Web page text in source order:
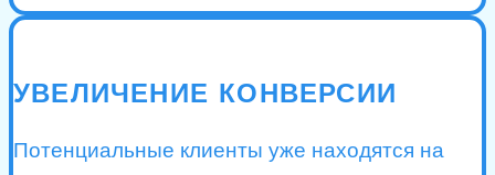
УВЕЛИЧЕНИЕ КОНВЕРСИИ
Потенциальные клиенты уже находятся на